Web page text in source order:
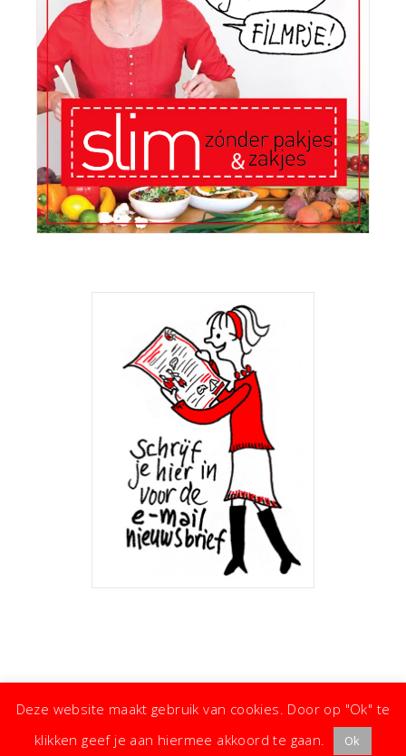
Deze website maakt gebruik van cookies. Door op "Ok" te
klikken geef je aan hiermee akkoord te gaan.
Ok